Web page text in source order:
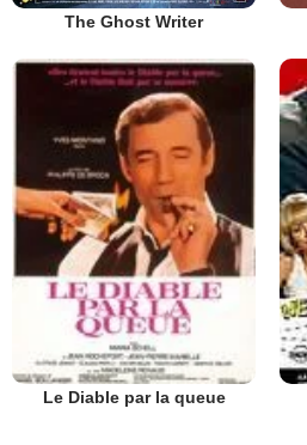
The Ghost Writer
Le Diable par la queue